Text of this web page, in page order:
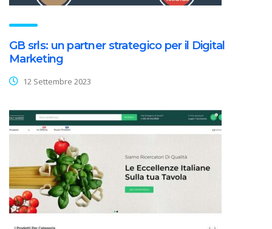
GB srls: un partner strategico per il Digital
Marketing
12 Settembre 2023